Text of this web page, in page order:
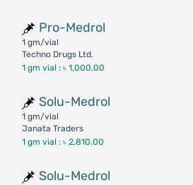
Pro-Medrol
1 gm/vial
Techno Drugs Ltd.
1 gm vial :৳ 1,000.00
Solu-Medrol
1 gm/vial
Janata Traders
1 gm vial :৳ 2,810.00
Solu-Medrol